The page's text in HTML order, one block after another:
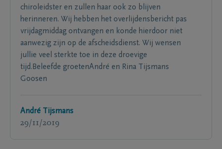
chiroleidster en zullen haar ook zo blijven
herinneren. Wij hebben het overlijdensbericht pas
vrijdagmiddag ontvangen en konde hierdoor niet
aanwezig zijn op de afscheidsdienst. Wij wensen
jullie veel sterkte toe in deze droevige
tijd.Beleefde groetenAndré en Rina Tijsmans
Goosen
André Tijsmans
29/11/2019